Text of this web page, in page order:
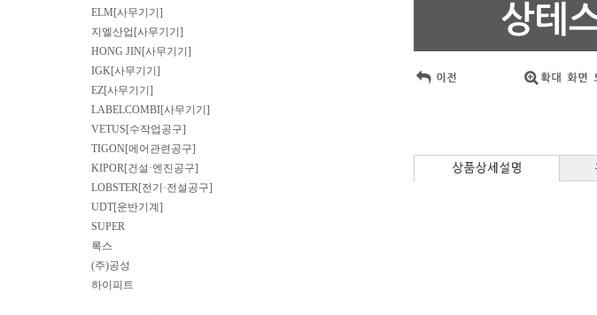
ELM[사무기기]
지엘산업[사무기기]
HONG JIN[사무기기]
IGK[사무기기]
EZ[사무기기]
LABELCOMBI[사무기기]
VETUS[수작업공구]
TIGON[에어관련공구]
KIPOR[건설·엔진공구]
LOBSTER[전기·전설공구]
UDT[운반기계]
SUPER
록스
(주)공성
하이피트